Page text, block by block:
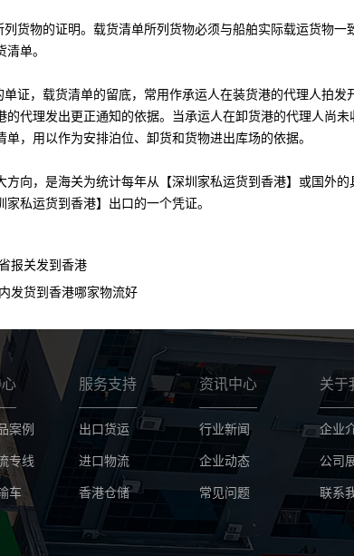
列货物的证明。载货清单所列货物必须与船舶实际载运货物
清单。
单证，载货清单的留底，常用作承运人在装货港的代理人拍
的代理发出更正通知的依据。当承运人在卸货港的代理人尚
单，用以作为安排泊位、卸货和货物进出库场的依据。
方向，是海关为统计每年从【深圳家私运货到香港】或国外
家私运货到香港】出口的一个凭证。
报关发到香港
发货到香港哪家物流好
案例
专线
车
服务支持
出口货运
进口物流
香港仓储
资讯中心
行业新闻
企业动态
常见问题
关于
企业
公司
联系